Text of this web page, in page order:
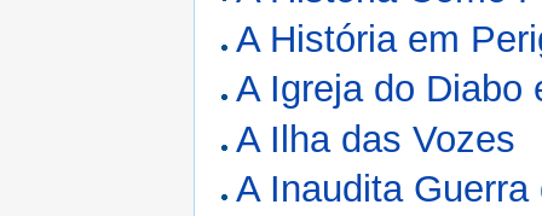
A História em
A Igreja do Diabo
A Ilha das Vozes
A Inaudita